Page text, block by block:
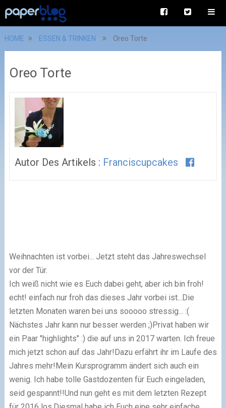
HOME ESSEN & TRINKEN Oreo Torte
Oreo Torte
Autor Des Artikels : Franciscupcakes
Weihnachten ist vorbei... Jetzt steht das Jahreswechsel
vor der Tür.
Ich weiß nicht wie es Euch dabei geht, aber ich bin froh!
echt! einfach nur froh das dieses Jahr vorbei ist... Die
letzten Monaten waren bei uns sooooo stressig... :(
Nächstes Jahr kann nur besser werden ;)Privat haben wir
ein Paar "highlights" :) die auf uns in 2017 warten. Ich freue
mich jetzt schon auf das Jahr!Dazu erfährt ihr im Laufe des
Jahres mehr!Mein Kursprogramm ändert sich auch ein
wenig. Ich habe tolle Gastdozenten für Euch eingeladen,
seid gespannt!!Und nun geht es mit dem letzten Rezept